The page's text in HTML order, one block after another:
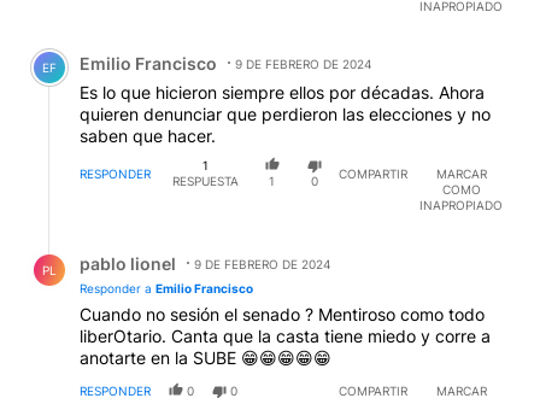
INAPROPIADO
Comentario de Emilio Francisco.
EF Emilio Francisco 9 DE FEBRERO DE 2024
Es lo que hicieron siempre ellos por décadas. Ahora
quieren denunciar que perdieron las elecciones y no
saben que hacer.
RESPONDER
1
RESPUESTA
1 0
COMPARTIR
MARCAR
COMO
INAPROPIADO
PL pablo lionel
9 DE FEBRERO DE 2024
Responder a Emilio Francisco
Cuando no sesión el senado ? Mentiroso como todo
liberOtario. Canta que la casta tiene miedo y corre a
anotarte en la SUBE 😁😁😁😁😁
RESPONDER 0 0 COMPARTIR
MARCAR